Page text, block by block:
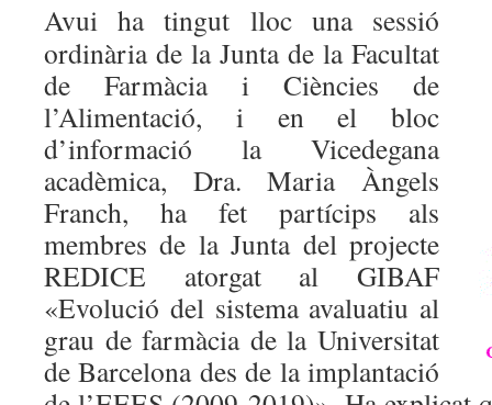
Avui ha tingut lloc una sessió
ordinària de la Junta de la Facultat
de Farmàcia i Ciències de
l’Alimentació, i en el bloc
d’informació la Vicedegana
acadèmica, Dra. Maria Àngels
Franch, ha fet partícips als
membres de la Junta del projecte
REDICE atorgat al GIBAF
«Evolució del sistema avaluatiu al
grau de farmàcia de la Universitat
de Barcelona des de la implantació